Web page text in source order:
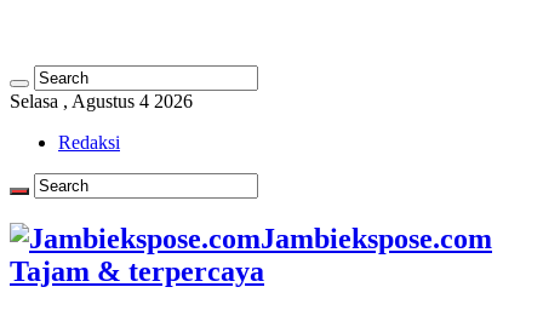
Selasa , Agustus 4 2026
Redaksi
Jambiekspose.com
Tajam & terpercaya